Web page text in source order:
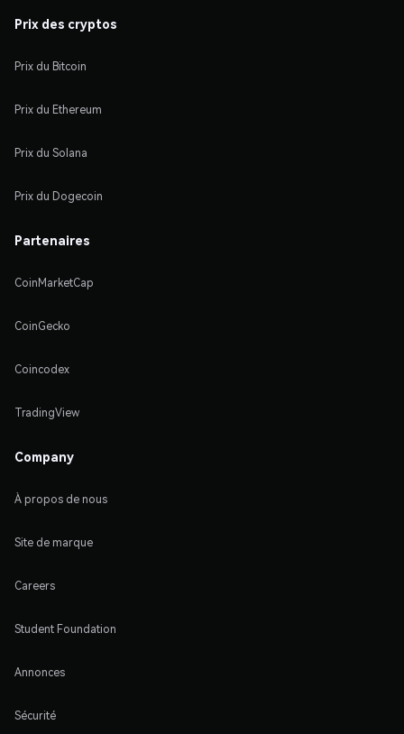
Prix des cryptos
Prix du Bitcoin
Prix du Ethereum
Prix du Solana
Prix du Dogecoin
Partenaires
CoinMarketCap
CoinGecko
Coincodex
TradingView
Company
À propos de nous
Site de marque
Careers
Student Foundation
Annonces
Sécurité